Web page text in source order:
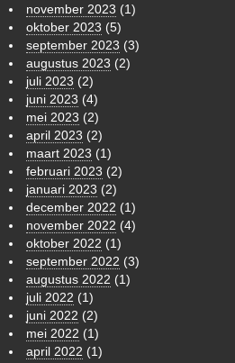
november 2023 (1)
oktober 2023 (5)
september 2023 (3)
augustus 2023 (2)
juli 2023 (2)
juni 2023 (4)
mei 2023 (2)
april 2023 (2)
maart 2023 (1)
februari 2023 (2)
januari 2023 (2)
december 2022 (1)
november 2022 (4)
oktober 2022 (1)
september 2022 (3)
augustus 2022 (1)
juli 2022 (1)
juni 2022 (2)
mei 2022 (1)
april 2022 (1)